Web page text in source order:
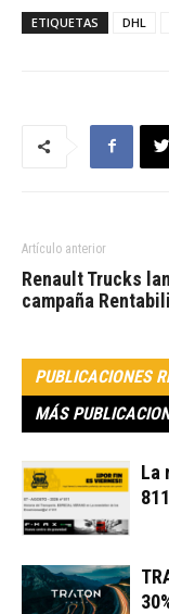
ETIQUETAS DHL
Artículo anterior
Renault Trucks
campaña
PUBLICACIONES
MÁS
La
811